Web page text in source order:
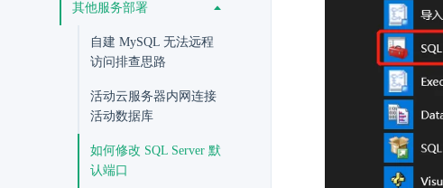
其他服务部署
自建 MySQL 无法远程
访问排查思路
活动云服务器内网连接
活动数据库
如何修改 SQL Server 默
认端口